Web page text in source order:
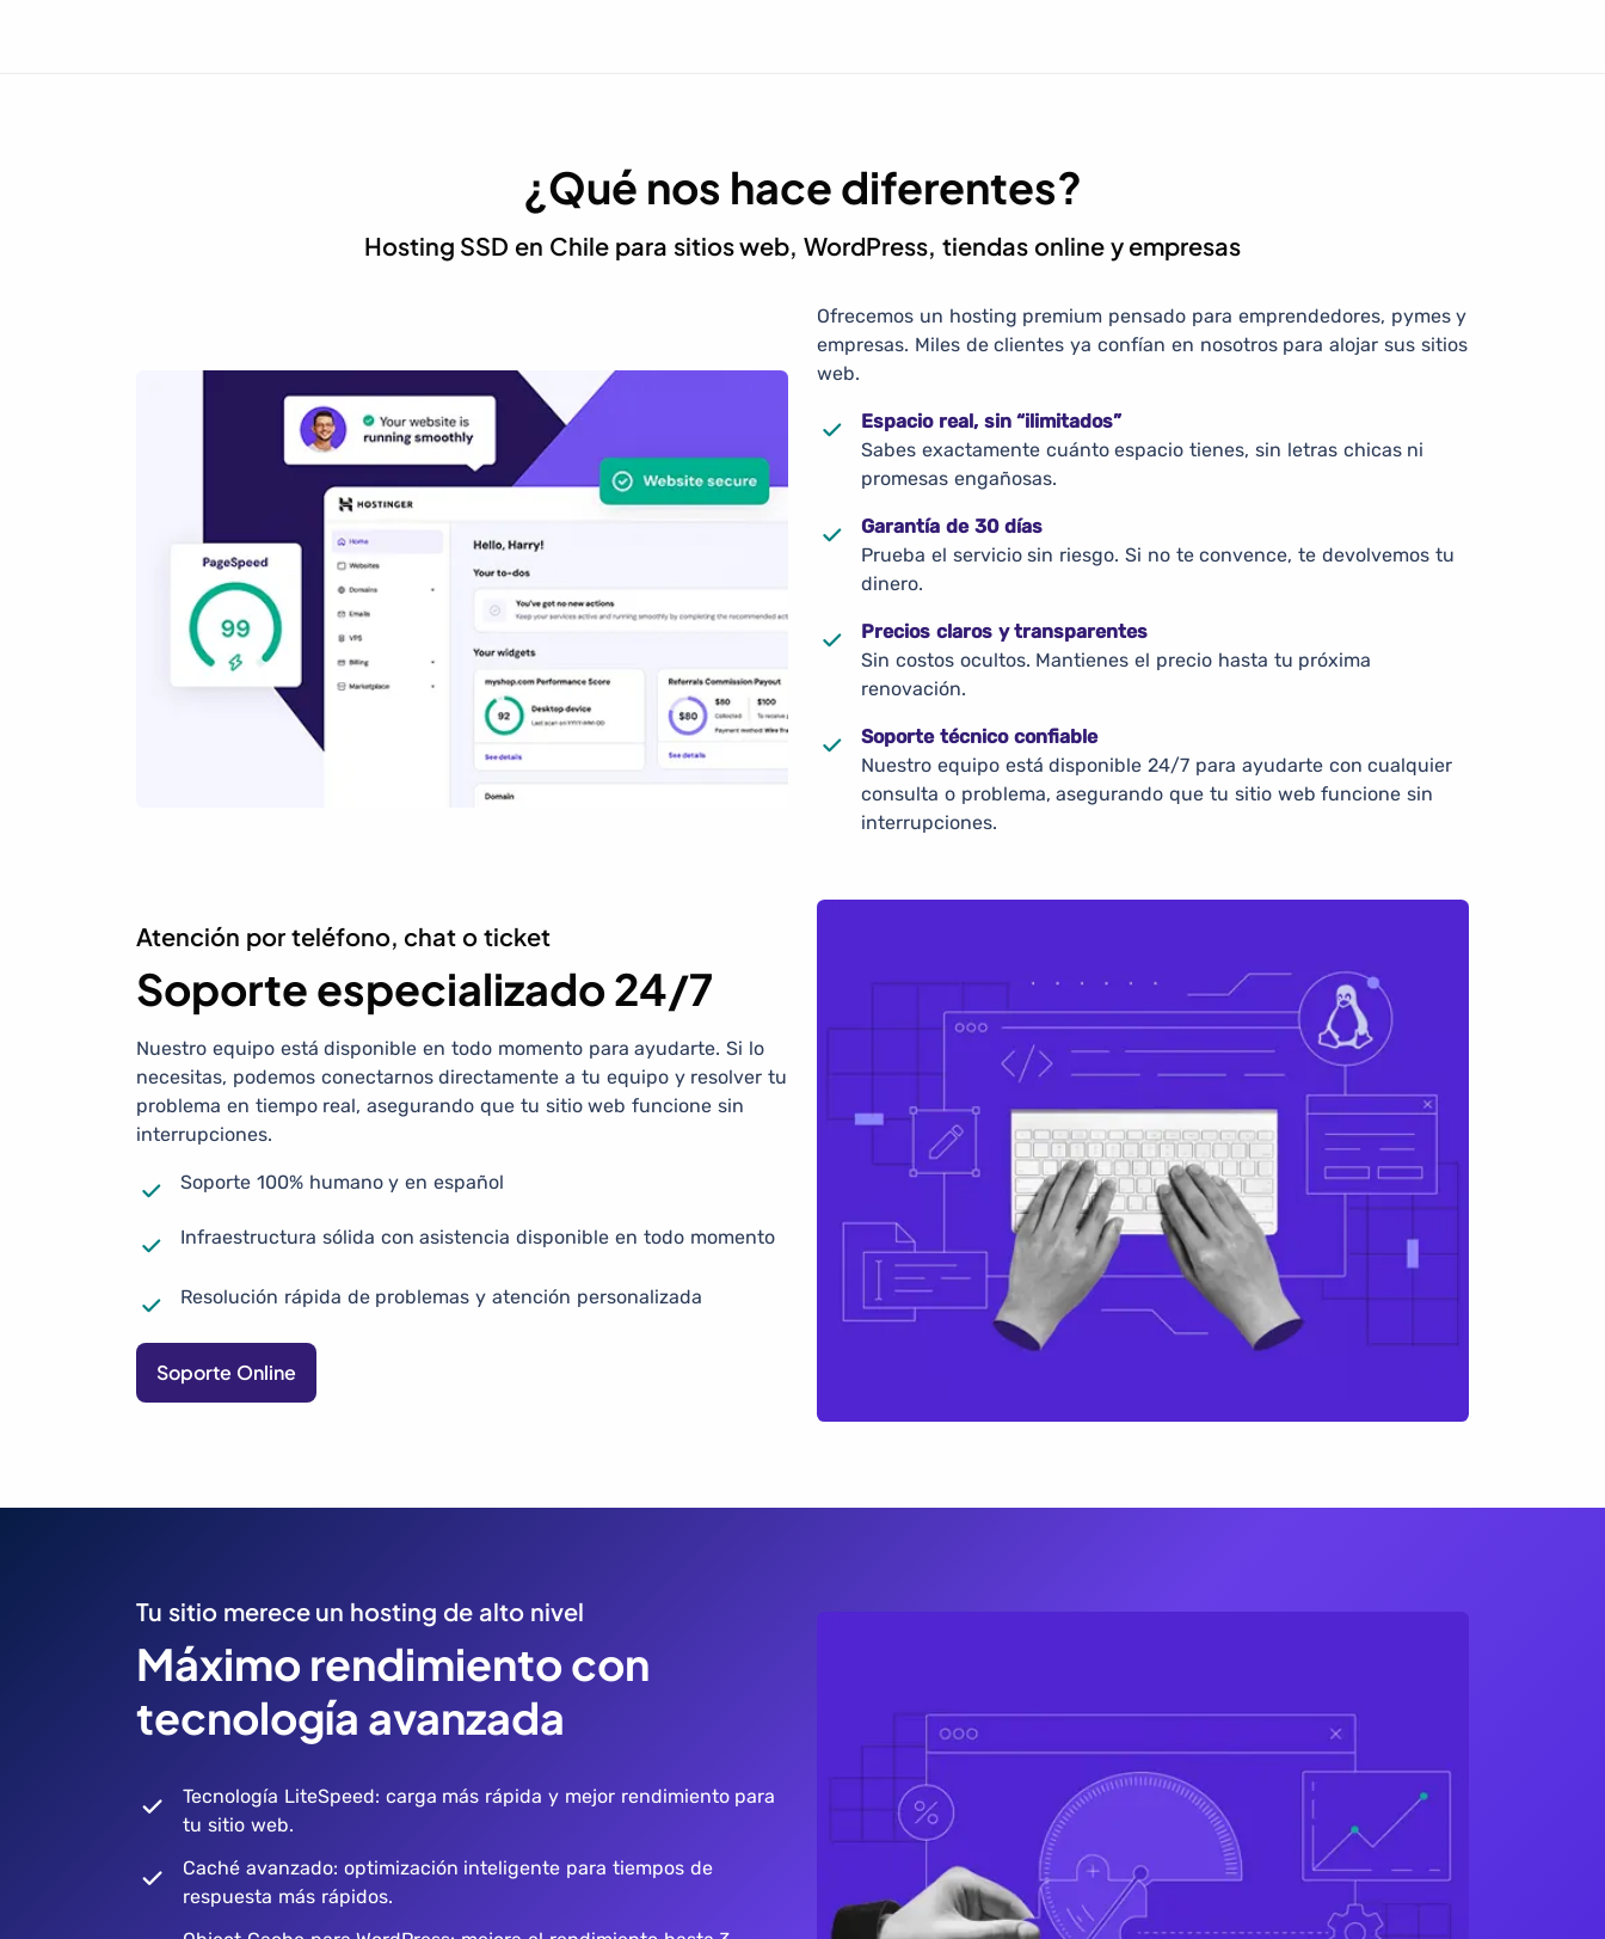
¿Qué nos hace diferentes?
Hosting SSD en Chile para sitios web, WordPress, tiendas online y empresas
Ofrecemos un hosting premium pensado para emprendedores, pymes y
empresas. Miles de clientes ya confían en nosotros para alojar sus sitios
web.
Espacio real, sin “ilimitados”
Sabes exactamente cuánto espacio tienes, sin letras chicas ni
promesas engañosas.
Garantía de 30 días
Prueba el servicio sin riesgo. Si no te convence, te devolvemos tu
dinero.
Precios claros y transparentes
Sin costos ocultos. Mantienes el precio hasta tu próxima
renovación.
Soporte técnico confiable
Nuestro equipo está disponible 24/7 para ayudarte con cualquier
consulta o problema, asegurando que tu sitio web funcione sin
interrupciones.
Atención por teléfono, chat o ticket
Soporte especializado 24/7
Nuestro equipo está disponible en todo momento para ayudarte. Si lo
necesitas, podemos conectarnos directamente a tu equipo y resolver tu
problema en tiempo real, asegurando que tu sitio web funcione sin
interrupciones.
Soporte 100% humano y en español
Infraestructura sólida con asistencia disponible en todo momento
Resolución rápida de problemas y atención personalizada
Soporte Online
Tu sitio merece un hosting de alto nivel
Máximo rendimiento con
tecnología avanzada
Tecnología LiteSpeed: carga más rápida y mejor rendimiento para
tu sitio web.
Caché avanzado: optimización inteligente para tiempos de
respuesta más rápidos.